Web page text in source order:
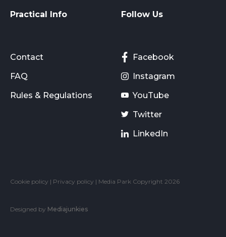
Practical Info
Contact
FAQ
Rules & Regulations
Follow Us
Facebook
Instagram
YouTube
Twitter
LinkedIn
Cookie policy | Privacy policy | Media Park Copyright 2026
Designed by Mediajunkies